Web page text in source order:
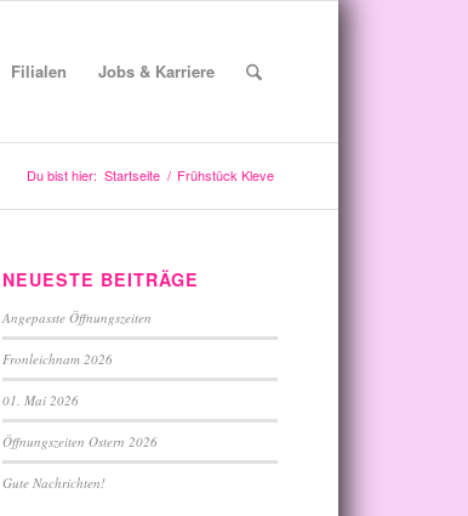
Filialen Jobs & Karriere
Du bist hier: Startseite / Frühstück Kleve
NEUESTE BEITRÄGE
Angepasste Öffnungszeiten
Fronleichnam 2026
01. Mai 2026
Öffnungszeiten Ostern 2026
Gute Nachrichten!